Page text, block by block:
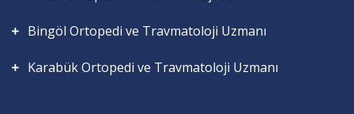
Bingöl Ortopedi ve Travmatoloji Uzmanı
Karabük Ortopedi ve Travmatoloji Uzmanı